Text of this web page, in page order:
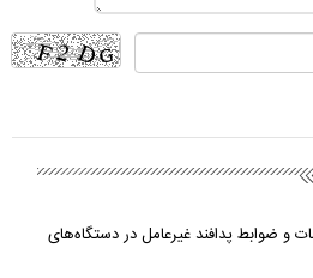
و ضوابط پدافند غیرعامل در دستگاه‌های